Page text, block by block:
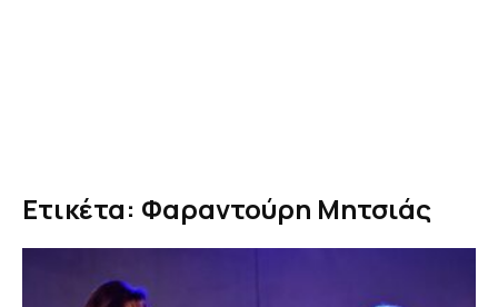
Ετικέτα: Φαραντούρη Μητσιάς